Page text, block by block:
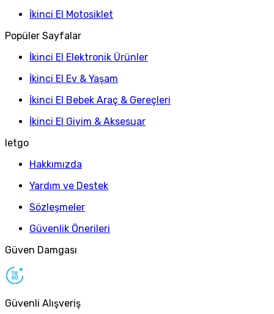
İkinci El Motosiklet
Popüler Sayfalar
İkinci El Elektronik Ürünler
İkinci El Ev & Yaşam
İkinci El Bebek Araç & Gereçleri
İkinci El Giyim & Aksesuar
letgo
Hakkımızda
Yardım ve Destek
Sözleşmeler
Güvenlik Önerileri
Güven Damgası
Güvenli Alışveriş